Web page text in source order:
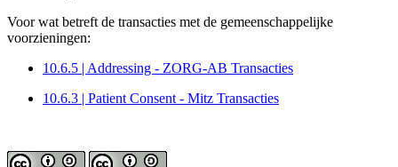
Voor wat betreft de transacties met de gemeenschappelijke
voorzieningen:
10.6.5 | Addressing - ZORG-AB Transacties
10.6.3 | Patient Consent - Mitz Transacties